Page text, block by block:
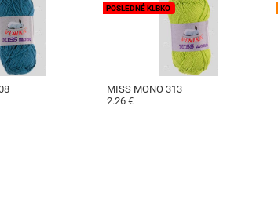
MISS MONO 313
POSLEDNÉ KLBKO
2.26 €